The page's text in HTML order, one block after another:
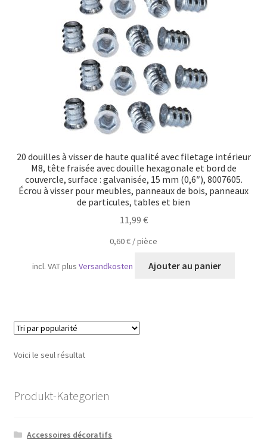
Transport maritime
20 douilles à visser de haute qualité avec filetage intérieur
M8, tête fraisée avec douille hexagonale et bord de
couvercle, surface : galvanisée, 15 mm (0,6″), 8007605.
Écrou à visser pour meubles, panneaux de bois, panneaux
de particules, tables et bien
11,99 €
0,60€ /pièce
incl. VATplusVersandkosten Ajouter au panier
Voici le seul résultat
Produkt-Kategorien
Accessoires décoratifs